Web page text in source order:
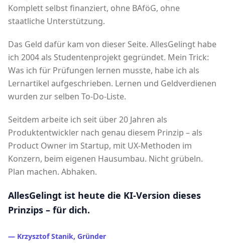
staatliche Unterstützung.
ich 2004 als Studentenprojekt gegründet. Mein Trick:
Was ich für Prüfungen lernen musste, habe ich als
Lernartikel aufgeschrieben. Lernen und Geldverdienen
wurden zur selben To-Do-Liste.
Produktentwickler nach genau diesem Prinzip – als
Product Owner im Startup, mit UX-Methoden im
Konzern, beim eigenen Hausumbau. Nicht grübeln.
Plan machen. Abhaken.
Prinzips – für dich.